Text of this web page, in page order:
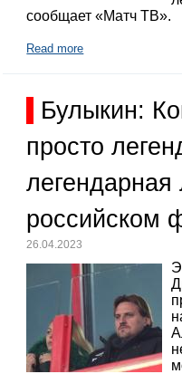
сообщает «Матч ТВ».
Read more
Булыкин:
просто
легендарная
российском
26.04.2023